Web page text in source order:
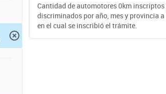
Cantidad de automotores 0km
discriminados por año, mes y provincia
en el cual se inscribió el trámite.